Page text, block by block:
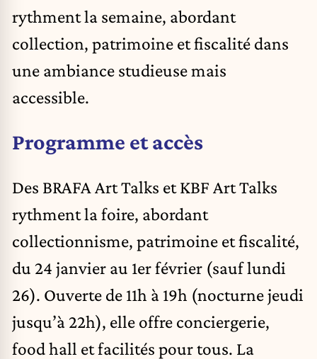
rythment la semaine, abordant
collection, patrimoine et fiscalité dans
une ambiance studieuse mais
accessible.
Programme et accès
Des BRAFA Art Talks et KBF Art Talks
rythment la foire, abordant
collectionnisme, patrimoine et fiscalité,
du 24 janvier au 1er février (sauf lundi
26). Ouverte de 11h à 19h (nocturne jeudi
jusqu’à 22h), elle offre conciergerie,
food hall et facilités pour tous. La